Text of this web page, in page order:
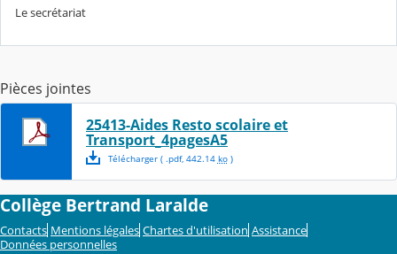
Le secrétariat
Pièces jointes
25413-Aides Resto scolaire et
Transport_4pagesA5
Télécharger( .pdf, 442.14 ko)
Collège Bertrand Laralde
Contacts Mentions légales Chartes d'utilisation Assistance
Données personnelles